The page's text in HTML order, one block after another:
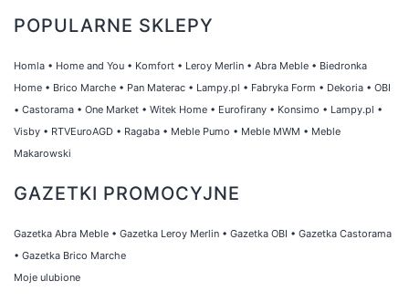
POPULARNE SKLEPY
Homla • Home and You • Komfort • Leroy Merlin • Abra Meble • Biedronka
Home • Brico Marche • Pan Materac • Lampy.pl • Fabryka Form • Dekoria • OBI
• Castorama • One Market • Witek Home • Eurofirany • Konsimo • Lampy.pl •
Visby • RTVEuroAGD • Ragaba • Meble Pumo • Meble MWM • Meble
Makarowski
GAZETKI PROMOCYJNE
Gazetka Abra Meble • Gazetka Leroy Merlin • Gazetka OBI • Gazetka Castorama
• Gazetka Brico Marche
Moje ulubione